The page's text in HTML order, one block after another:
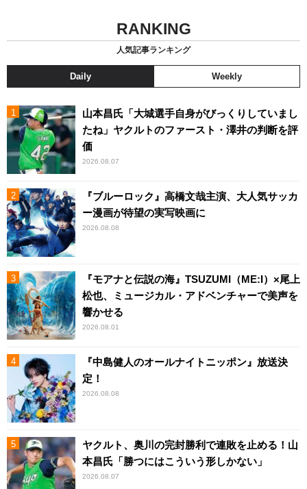
RANKING
人気記事ランキング
Daily Weekly
山本昌氏「大城選手自身がびっくりしていまし
たね」ヤクルトのファースト・澤井の判断を評
価
2026.08.07
『ブルーロック』高橋文哉主演、大人気サッカ
ー漫画が待望の実写映画に
2026.08.08
『モアナと伝説の海』TSUZUMI（ME:I）×尾上
松也、ミュージカル・アドベンチャーで美声を
響かせる
2026.08.01
『中島健人のオールナイトニッポン』放送決
定！
2026.08.08
ヤクルト、奥川の完封勝利で連敗を止める！山
本昌氏「勝つにはこういう形しかない」
2026.08.07